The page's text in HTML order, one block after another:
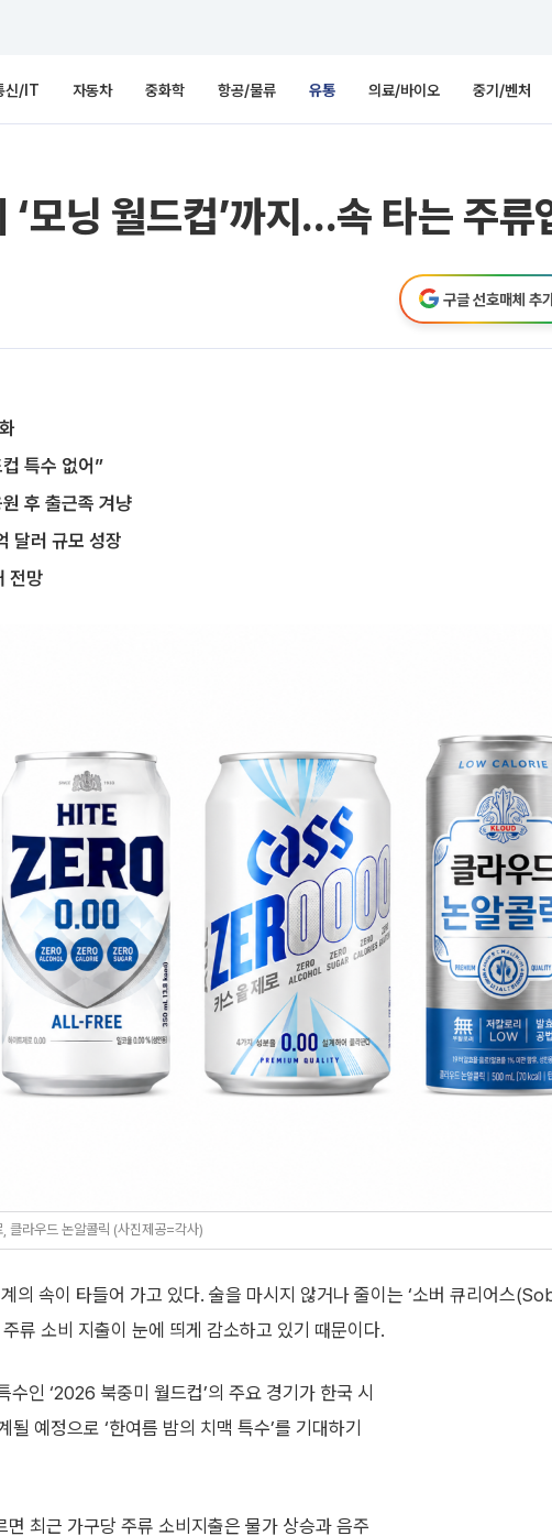
신/IT 자동차 중화학 항공/물류 유통 의료/바이오 중기/벤처
모닝 월드컵’까지...속 타는 주류
구글 선호매체 추
특수 없어”
후 출근족 겨냥
달러 규모 성장
전망
클라우드 논알콜릭 (사진제공=각사)
의 속이 타들어 가고 있다. 술을 마시지 않거나 줄이는 ‘소버 큐리어스
류 소비 지출이 눈에 띄게 감소하고 있기 때문이다.
인 ‘2026 북중미 월드컵’의 주요 경기가 한국 시
예정으로 ‘한여름 밤의 치맥 특수’를 기대하기
최근 가구당 주류 소비지출은 물가 상승과 음주